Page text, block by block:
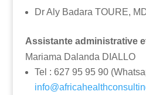
Dr Aly Badara TOURE,
Assistante administrative
Mariama Dalanda DIALLO
Tel : 627 95 95 90